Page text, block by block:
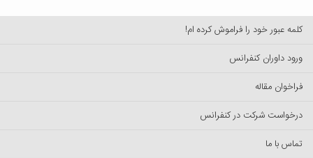
کلمه عبور خود را فراموش کرده ام!
ورود داوران کنفرانس
فراخوان مقاله
درخواست شرکت در کنفرانس
تماس با ما